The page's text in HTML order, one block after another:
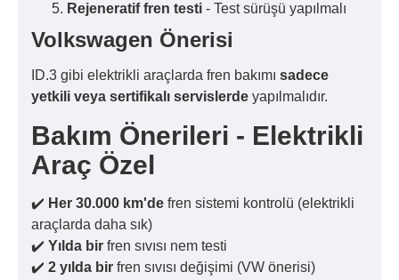
Rejeneratif fren testi - Test sürüşü yapılmalı
Volkswagen Önerisi
ID.3 gibi elektrikli araçlarda fren bakımı sadece
yetkili veya sertifikalı servislerde yapılmalıdır.
Bakım Önerileri - Elektrikli
Araç Özel
✔️ Her 30.000 km'de fren sistemi kontrolü (elektrikli
araçlarda daha sık)
✔️ Yılda bir fren sıvısı nem testi
✔️ 2 yılda bir fren sıvısı değişimi (VW önerisi)